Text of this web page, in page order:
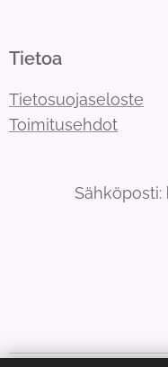
Tietoa
Tietosuojaseloste
Toimitusehdot
Sähköposti: